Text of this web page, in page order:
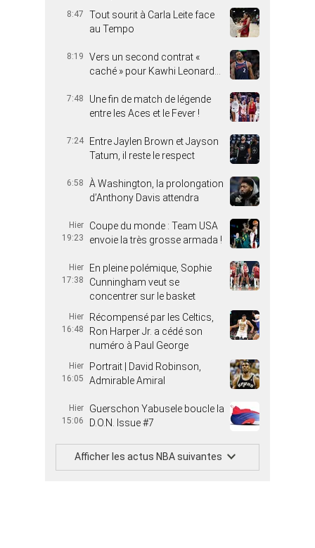
8:47
Tout sourit à Carla Leite face
au Tempo
8:19
Vers un second contrat «
caché » pour Kawhi Leonard…
7:48
Une fin de match de légende
entre les Aces et le Fever !
7:24
Entre Jaylen Brown et Jayson
Tatum, il reste le respect
6:58
À Washington, la prolongation
d’Anthony Davis attendra
Hier
19:23
Coupe du monde : Team USA
envoie la très grosse armada !
Hier
17:38
En pleine polémique, Sophie
Cunningham veut se
concentrer sur le basket
Hier
16:48
Récompensé par les Celtics,
Ron Harper Jr. a cédé son
numéro à Paul George
Hier
16:05
Portrait | David Robinson,
Admirable Amiral
Hier
15:06
Guerschon Yabusele boucle la
D.O.N. Issue #7
Afficher les actus NBA suivantes